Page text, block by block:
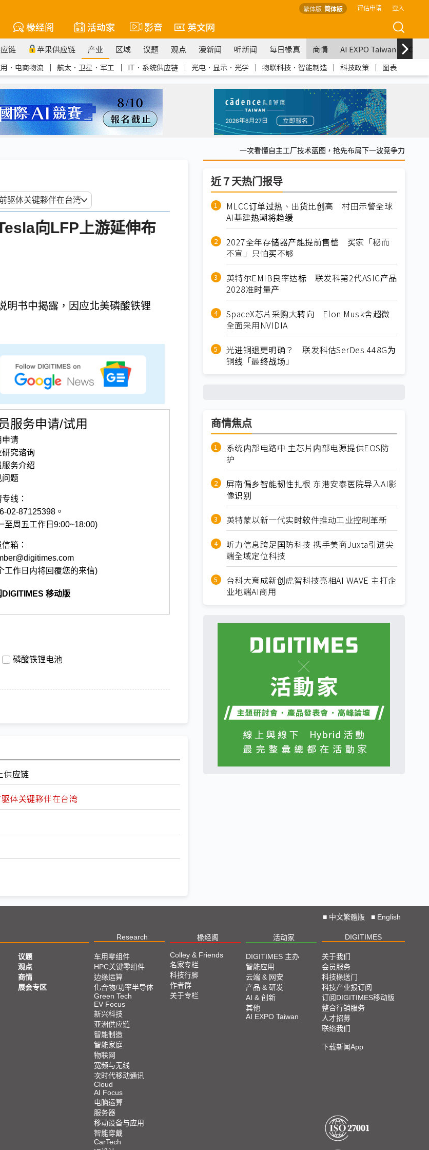
繁体版 简体版 评估申请 登入
椽经阁 活动家 影音 英文网
链 苹果供应链 产业 区域 议题 观点 漫新闻 听新闻 每日椽真 商情 AI EXPO Taiwan
．电商物流 ｜ 航太．卫星．军工 ｜ IT．系统供应链 ｜ 光电．显示．光学 ｜ 物联科技．智能制造 ｜ 科技政策 ｜ 图表
一次看懂自主工厂技术蓝图，抢先布局下一波竞争力
向LFP上游延伸布
明书中揭露，因应北美磷酸铁锂
服务申请/试用
申请
研究谘询
服务介绍
问题
线：
02-87125398。
至周五工作日9:00~18:00)
箱：
工作日内将回覆您的来信)
DIGITIMES 移动版
磷酸铁锂电池
供应链
体关键夥伴在台湾
近７天热门报导
MLCC订单过热、出货比创高 村田示警全球
AI基建热潮将趋缓
2027全年存储器产能提前售罄 买家「秘而
不宣」只怕买不够
英特尔EMIB良率达标 联发科第2代ASIC产品
2028准时量产
SpaceX芯片采购大转向 Elon Musk舍超微
全面采用NVIDIA
光进铜退更明确？ 联发科估SerDes 448G为
铜线「最终战场」
商情焦点
系统内部电路中 主芯片内部电源提供EOS防
护
屏南偏乡智能韧性扎根 东港安泰医院导入AI影
像识别
英特蒙以新一代实时软件推动工业控制革新
昕力信息跨足国防科技 携手美商Juxta引进尖
端全域定位科技
台科大育成新创虎智科技亮相AI WAVE 主打企
业地端AI商用
■ 中文繁體版 ■ English
Research 椽经阁 活动家 DIGITIMES
议题
观点
商情
展会专区
车用零组件
HPC关键零组件
边缘运算
化合物/功率半导体
Green Tech
EV Focus
新兴科技
亚洲供应链
智能制造
智能家庭
物联网
宽频与无线
次时代移动通讯
Cloud
AI Focus
电脑运算
服务器
移动设备与应用
智能穿戴
CarTech
Colley & Friends
名家专栏
科技行脚
作者群
关于专栏
DIGITIMES 主办
智能应用
云端 & 网安
产品 & 研发
AI & 创新
其他
AI EXPO Taiwan
关于我们
会员服务
科技椽送门
科技产业报订阅
订阅DIGITIMES移动版
整合行销服务
人才招募
联络我们
下载新闻App